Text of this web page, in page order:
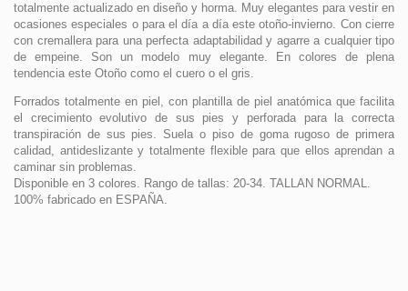
totalmente actualizado en diseño y horma. Muy elegantes para vestir en
ocasiones especiales o para el día a día este otoño-invierno. Con cierre
con cremallera para una perfecta adaptabilidad y agarre a cualquier tipo
de empeine. Son un modelo muy elegante. En colores de plena
tendencia este Otoño como el cuero o el gris.
Forrados totalmente en piel, con plantilla de piel anatómica que facilita
el crecimiento evolutivo de sus pies y perforada para la correcta
transpiración de sus pies. Suela o piso de goma rugoso de primera
calidad, antideslizante y totalmente flexible para que ellos aprendan a
caminar sin problemas.
Disponible en 3 colores. Rango de tallas: 20-34. TALLAN NORMAL.
100% fabricado en ESPAÑA.